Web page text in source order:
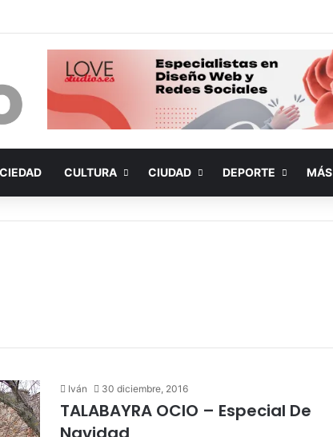
CULTURA CIUDAD DEPORTE MÁS
Iván 30 diciembre, 2016
TALABAYRA OCIO – Especial De